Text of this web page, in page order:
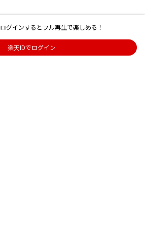
ログインするとフル再生で楽しめる！
楽天IDでログイン